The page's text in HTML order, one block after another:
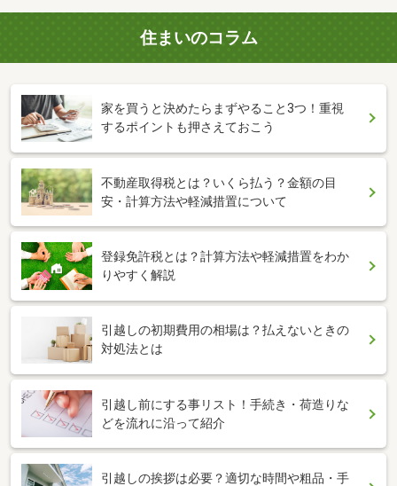
住まいのコラム
家を買うと決めたらまずやること3つ！重視
するポイントも押さえておこう
不動産取得税とは？いくら払う？金額の目
安・計算方法や軽減措置について
登録免許税とは？計算方法や軽減措置をわか
りやすく解説
引越しの初期費用の相場は？払えないときの
対処法とは
引越し前にする事リスト！手続き・荷造りな
どを流れに沿って紹介
引越しの挨拶は必要？適切な時間や粗品・手